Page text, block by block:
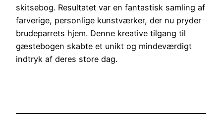
skitsebog. Resultatet var en fantastisk samling af
farverige, personlige kunstværker, der nu pryder
brudeparrets hjem. Denne kreative tilgang til
gæstebogen skabte et unikt og mindeværdigt
indtryk af deres store dag.